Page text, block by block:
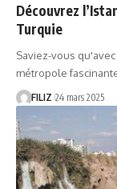
Découvrez
Turquie
Saviez-vous
métropole
FILIZ 24 mars 2025